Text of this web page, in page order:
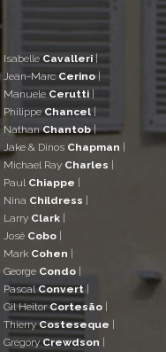
Isabelle Cavalleri |
Jean-Marc Cerino |
Manuele Cerutti |
Philippe Chancel |
NathanChantob|
Jake & Dinos Chapman |
Michael Ray Charles |
Paul Chiappe |
Nina Childress |
Larry Clark |
José Cobo |
Mark Cohen |
George Condo |
PascalConvert |
Gil HeitorCortesão |
ThierryCosteseque |
GregoryCrewdson |